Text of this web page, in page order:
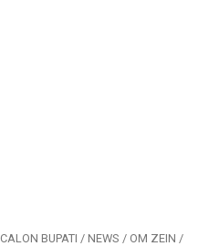
CALON BUPATI / NEWS / OM ZEIN /